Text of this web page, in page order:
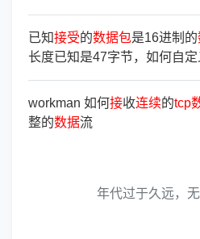
已知接受的数据包是16进制的
长度已知是47字节，如何自
workman 如何接收连续的tcp
整的数据流
年代过于久远，